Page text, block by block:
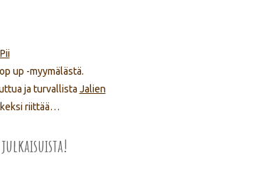
up -myymälästä.
ja turvallista Jalien
riittää…